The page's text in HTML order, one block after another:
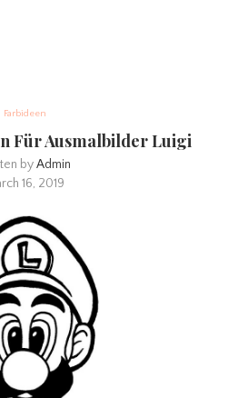
Farbideen
Für Ausmalbilder Luigi
byAdmin
16, 2019